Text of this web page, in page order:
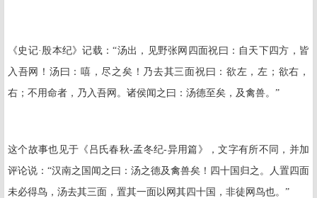
《史记·殷本纪》记载：“汤出，见野张网四面祝曰：自天下四方，皆
入吾网！汤曰：嘻，尽之矣！乃去其三面祝曰：欲左，左；欲右，
右；不用命者，乃入吾网。诸侯闻之曰：汤德至矣，及禽兽。”
这个故事也见于《吕氏春秋-孟冬纪-异用篇》，文字有所不同，并加
评论说：“汉南之国闻之曰：汤之德及禽兽矣！四十国归之。人置四面
未必得鸟，汤去其三面，置其一面以网其四十国，非徒网鸟也。”